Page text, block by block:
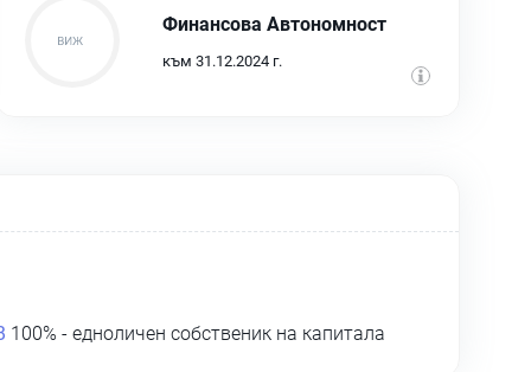
Финансова Автономност
към 31.12.2024 г.
100% - едноличен собственик на капитала